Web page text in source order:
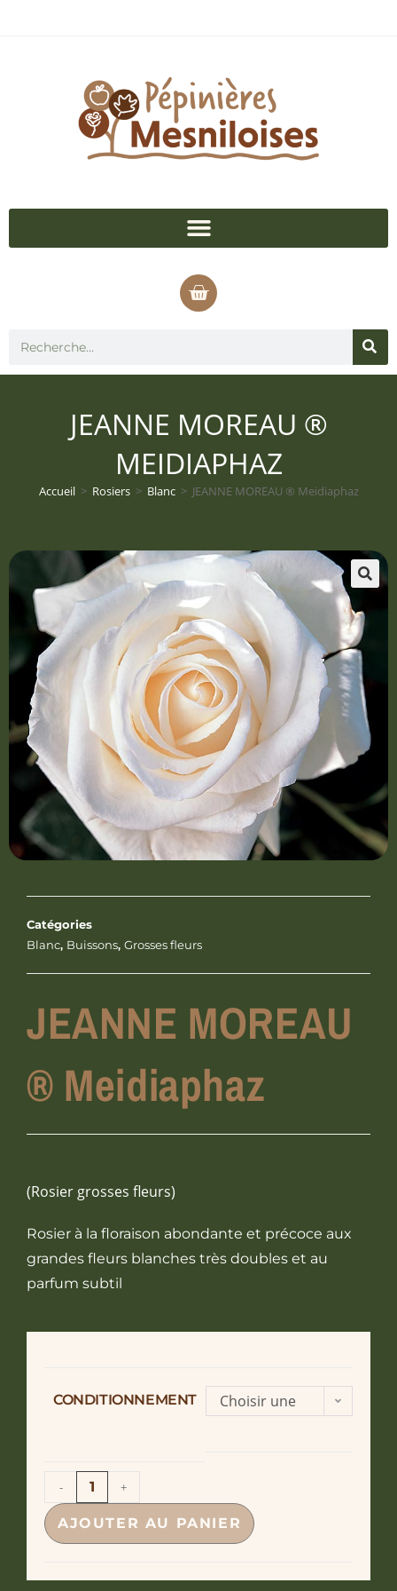
JEANNE MOREAU ®
MEIDIAPHAZ
Accueil > Rosiers > Blanc > JEANNE MOREAU ® Meidiaphaz
Catégories
Blanc, Buissons, Grosses fleurs
JEANNE MOREAU
® Meidiaphaz
(Rosier grosses fleurs)
Rosier à la floraison abondante et précoce aux
grandes fleurs blanches très doubles et au
parfum subtil
CONDITIONNEMENT
Choisir une
- +
AJOUTER AU PANIER